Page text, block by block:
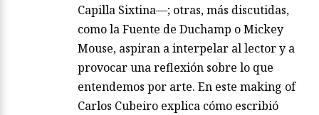
Capilla Sixtina—; otras, más discutidas,
como la Fuente de Duchamp o Mickey
Mouse, aspiran a interpelar al lector y a
provocar una reflexión sobre lo que
entendemos por arte. En este making of
Carlos Cubeiro explica cómo escribió